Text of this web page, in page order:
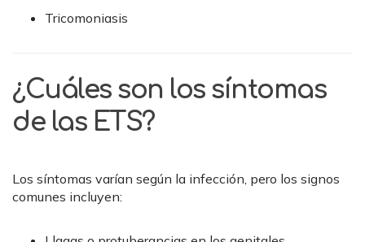
Tricomoniasis
¿Cuáles son los síntomas
de las ETS?
Los síntomas varían según la infección, pero los signos
comunes incluyen: